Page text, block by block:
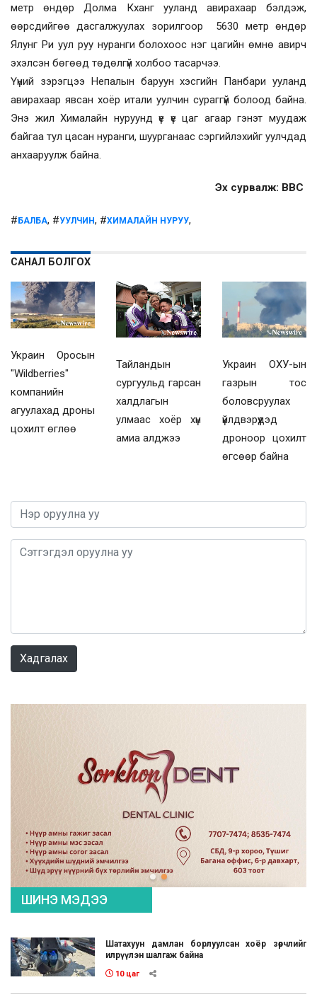
метр өндөр Долма Кханг ууланд авирахаар бэлдэж,
өөрсдийгөө дасгалжуулах зорилгоор 5630 метр өндөр
Ялунг Ри уул руу нуранги болохоос нэг цагийн өмнө авирч
эхэлсэн бөгөөд төдөлгүй холбоо тасарчээ.
Үүний зэрэгцээ Непалын баруун хэсгийн Панбари ууланд
авирахаар явсан хоёр итали уулчин сураггүй болоод байна.
Энэ жил Хималайн нуруунд үе үе цаг агаар гэнэт муудаж
байгаа тул цасан нуранги, шуурганаас сэргийлэхийг уулчдад
анхааруулж байна.
Эх сурвалж: BBC
#БАЛБА, #УУЛЧИН, #ХИМАЛАЙН НУРУУ,
САНАЛ БОЛГОХ
Украин Оросын
"Wildberries"
компанийн
агуулахад дроны
цохилт өглөө
Тайландын
сургуульд гарсан
халдлагын
улмаас хоёр хүн
амиа алджээ
Украин ОХУ-ын
газрын тос
боловсруулах
үйлдвэрүүдэд
дроноор цохилт
өгсөөр байна
Хадгалах
ШИНЭ МЭДЭЭ
Шатахуун дамлан борлуулсан хоёр зөрчлийг
илрүүлэн шалгаж байна
10 цаг